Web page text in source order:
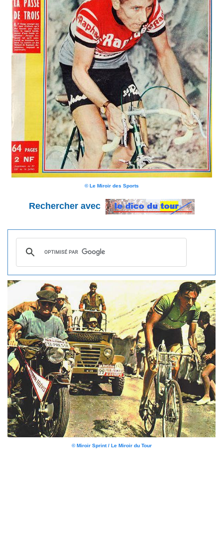
© Le Miroir des Sports
Rechercher avec
© Miroir Sprint / Le Miroir du Tour